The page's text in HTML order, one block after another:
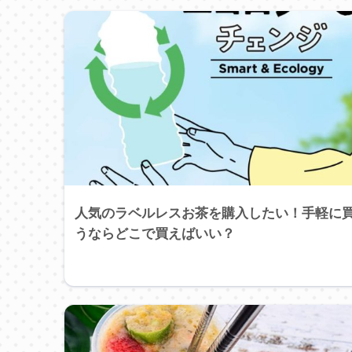
人気のラベルレスお茶を購入したい！手軽に
うならどこで買えばいい？